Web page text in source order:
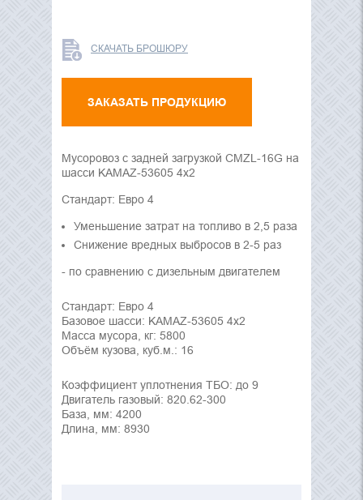
СКАЧАТЬ БРОШЮРУ
ЗАКАЗАТЬ ПРОДУКЦИЮ
Мусоровоз с задней загрузкой CMZL-16G на
шасси KAMAZ-53605 4х2
Стандарт: Евро 4
Уменьшение затрат на топливо в 2,5 раза
Снижение вредных выбросов в 2-5 раз
- по сравнению с дизельным двигателем
Стандарт: Евро 4
Базовое шасси: KAMAZ-53605 4х2
Масса мусора, кг: 5800
Объём кузова, куб.м.: 16
Коэффициент уплотнения ТБО: до 9
Двигатель газовый: 820.62-300
База, мм: 4200
Длина, мм: 8930